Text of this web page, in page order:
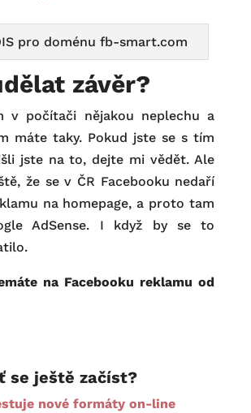
pro doménu fb-smart.com
závěr?
v počítači nějakou neplechu a
máte taky. Pokud jste se s tím
jste na to, dejte mi vědět. Ale
že se v ČR Facebooku nedaří
na homepage, a proto tam
AdSense. I když by se to
na Facebooku reklamu od
se ještě začíst?
nové formáty on-line